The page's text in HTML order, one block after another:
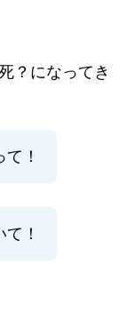
？になってき
！
！